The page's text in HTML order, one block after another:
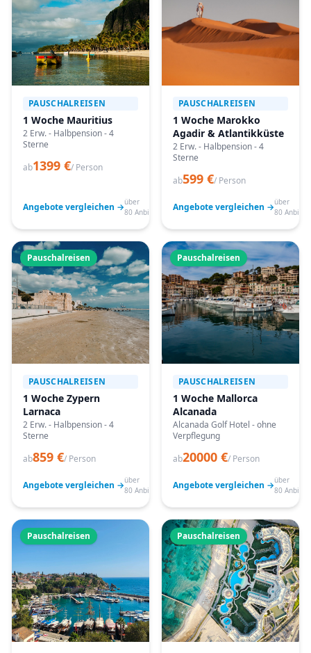
PAUSCHALREISEN
1 Woche Mauritius
2 Erw. - Halbpension - 4
Sterne
ab1399 €/ Person
Angebote vergleichen →über
80 Anbieter
PAUSCHALREISEN
1 Woche Marokko
Agadir & Atlantikküste
2 Erw. - Halbpension - 4
Sterne
ab599 €/ Person
Angebote vergleichen →über
80
Pauschalreisen
PAUSCHALREISEN
1 Woche Zypern
Larnaca
2 Erw. - Halbpension - 4
Sterne
ab859 €/ Person
Angebote vergleichen →über
80 Anbieter
Pauschalreisen
PAUSCHALREISEN
1 Woche Mallorca
Alcanada
Alcanada Golf Hotel - ohne
Verpflegung
ab20000 €/ Person
Angebote vergleichen →über
80
Pauschalreisen Pauschalreisen